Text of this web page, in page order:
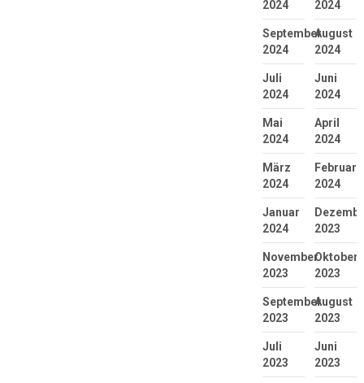
2024 2024
September
2024
August
2024
Juli
2024
Juni
2024
Mai
2024
April
2024
März
2024
Februar
2024
Januar
2024
2023
November
2023
Oktober
2023
September
2023
August
2023
Juli
2023
Juni
2023